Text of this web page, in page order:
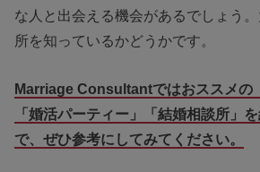
な人と出会える機会があるでしょう
所を知っているかどうかです。
Marriage Consultantではおススメの
「婚活パーティー」「結婚相談所」
で、ぜひ参考にしてみてください。